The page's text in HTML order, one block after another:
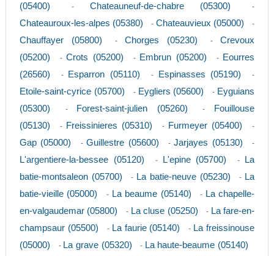
(05400)
- Chateauneuf-de-chabre (05300) -
Chateauroux-les-alpes (05380) - Chateauvieux (05000) -
Chauffayer (05800) - Chorges (05230) -Crevoux
(05200)
-Crots (05200) - Embrun (05200) - Eourres
(26560)
- Esparron (05110) - Espinasses (05190) -
Etoile-saint-cyrice (05700) - Eygliers (05600) - Eyguians
(05300)
- Forest-saint-julien (05260) -
Fouillouse
(05130)
- Freissinieres (05310) - Furmeyer (05400) -
Gap (05000) -Guillestre (05600) -Jarjayes (05130) -
L'argentiere-la-bessee (05120) - L'epine (05700) -
La
batie-montsaleon (05700)
- La batie-neuve (05230) - La
batie-vieille (05000)
- La beaume (05140) - La chapelle-
en-valgaudemar (05800)
- La cluse (05250) - La fare-en-
champsaur (05500)
- La faurie (05140) - La freissinouse
(05000)
- La grave (05320) - La haute-beaume (05140)